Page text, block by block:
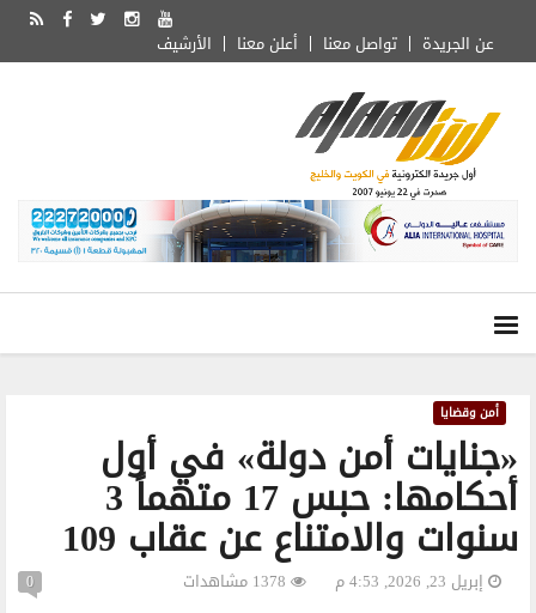
الأرشيف أعلن معنا تواصل معنا عن الجريدة
«جنايات أمن دولة» في أول
أحكامها: حبس 17 متهماً 3
سنوات والامتناع عن عقاب 109
أمن وقضايا
إبريل 23, 2026, 4:53 م 0